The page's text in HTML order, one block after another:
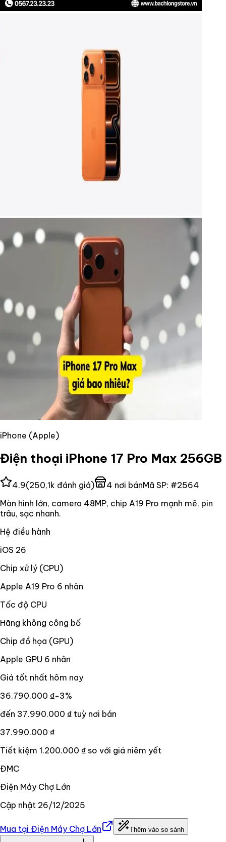
iPhone (Apple)
Điện thoại iPhone 17 Pro Max 256GB
4.9(250,1k đánh giá) 4 nơi bánMã SP: #2564
Màn hình lớn, camera 48MP, chip A19 Pro mạnh mẽ, pin
trâu, sạc nhanh.
Hệ điều hành
iOS 26
Chip xử lý (CPU)
Apple A19 Pro 6 nhân
Tốc độ CPU
Hãng không công bố
Chip đồ họa (GPU)
Apple GPU 6 nhân
Giá tốt nhất hôm nay
36.790.000 ₫−3%
đến 37.990.000 ₫ tuỳ nơi bán
37.990.000 ₫
Tiết kiệm 1.200.000 ₫ so với giá niêm yết
ĐMC
Điện Máy Chợ Lớn
Cập nhật 26/12/2025
Mua tại Điện Máy Chợ Lớn Thêm vào so sánh